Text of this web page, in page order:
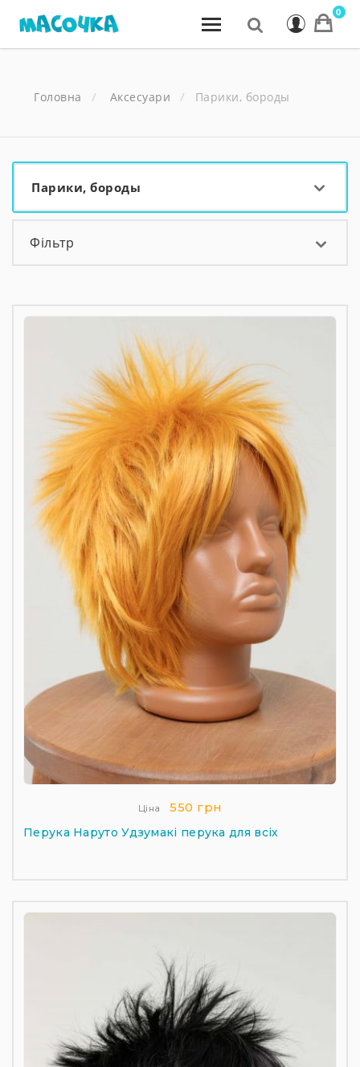
0
Головна Аксесуари Парики, бороды
Парики, бороды
Фільтр
Ціна 550 грн
Перука Наруто Удзумакі перука для всіх